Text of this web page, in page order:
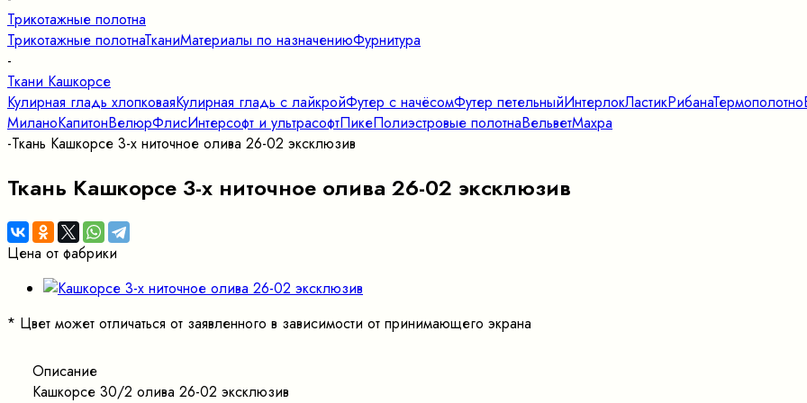
Трикотажные полотна
Трикотажные полотнаТканиМатериалы по назначениюФурнитура
-
Ткани Кашкорсе
Кулирная гладь хлопковаяКулирная гладь с лайкройФутер с начёсомФутер петельныйИнтерлокЛастикРибанаТермополотно
МиланоКапитонВелюрФлисИнтерсофт и ультрасофтПикеПолиэстровые полотнаВельветМахра
-Ткань Кашкорсе 3-х ниточное олива 26-02 эксклюзив
Ткань Кашкорсе 3-х ниточное олива 26-02 эксклюзив
Цена от фабрики
* Цвет может отличаться от заявленного в зависимости от принимающего экрана
Описание
Кашкорсе 30/2 олива 26-02 эксклюзив